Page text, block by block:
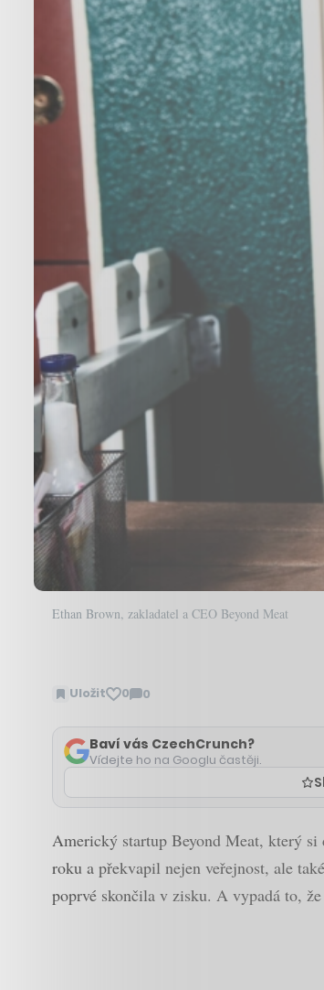
Ethan Brown, zakladatel a CEO Beyond Meat
Uložit 0 0
Zobrazit
Baví vás CzechCrunch?
Vídejte ho na Googlu častěji.
Americký startup Beyond Meat, který
roku a překvapil nejen veřejnost, ale
poprvé skončila v zisku. A vypadá to,